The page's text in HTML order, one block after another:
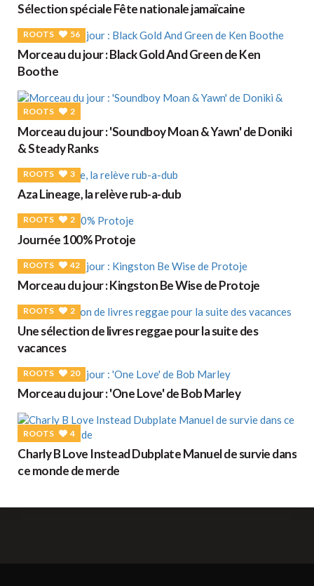
Sélection spéciale Fête nationale jamaïcaine
ROOTS 56
Morceau du jour : Black Gold And Green de Ken
Boothe
ROOTS 2
Morceau du jour : 'Soundboy Moan & Yawn' de Doniki
& Steady Ranks
ROOTS 3
Aza Lineage, la relève rub-a-dub
ROOTS 2
Journée 100% Protoje
ROOTS 42
Morceau du jour : Kingston Be Wise de Protoje
ROOTS 2
Une sélection de livres reggae pour la suite des
vacances
ROOTS 20
Morceau du jour : 'One Love' de Bob Marley
ROOTS 4
Charly B Love Instead Dubplate Manuel de survie dans
ce monde de merde